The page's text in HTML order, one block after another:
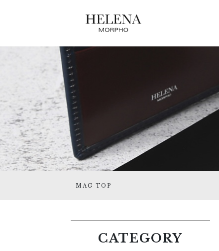
MAG TOP
CATEGORY